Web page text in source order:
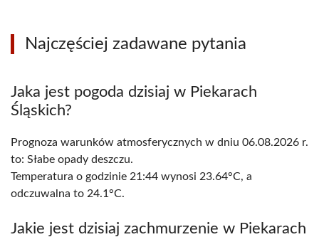
Najczęściej zadawane pytania
Jaka jest pogoda dzisiaj w Piekarach
Śląskich?
Prognoza warunków atmosferycznych w dniu 06.08.2026 r.
to: Słabe opady deszczu.
Temperatura o godzinie 21:44 wynosi 23.64°C, a
odczuwalna to 24.1°C.
Jakie jest dzisiaj zachmurzenie w Piekarach